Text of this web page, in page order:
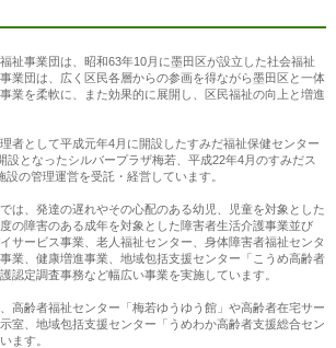
祉事業団は、昭和63年10月に墨田区が設立した社会福祉
業団は、広く区民各層からの参画を得ながら墨田区と一体
業を柔軟に、また効果的に展開し、区民福祉の向上と増進
者として平成元年4月に開設したすみだ福祉保健センター
設となったシルバープラザ梅若、平成22年4月のすみだス
の管理運営を受託・経営しています。
は、発達の遅れやその心配のある幼児、児童を対象とした
の障害のある成年を対象とした障害者生活介護事業並び
サービス事業、老人福祉センター、身体障害者福祉センタ
業、健康増進事業、地域包括支援センター「こうめ高齢者
認定調査事務など幅広い事業を実施しています。
高齢者福祉センター「梅若ゆうゆう館」や高齢者在宅サー
室、地域包括支援センター「うめわか高齢者支援総合セン
ます。